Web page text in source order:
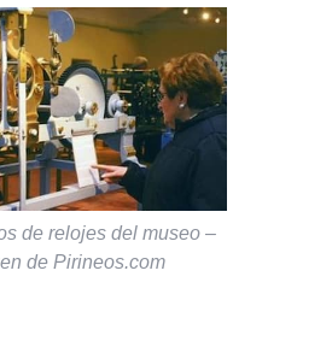
de relojes del museo –
de Pirineos.com